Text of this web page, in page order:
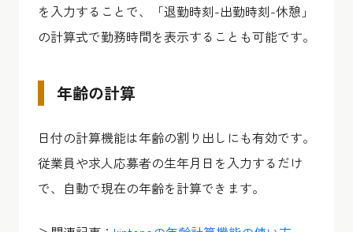
を入力することで、「退勤時刻-出勤時刻-休憩」
の計算式で勤務時間を表示することも可能です。
年齢の計算
日付の計算機能は年齢の割り出しにも有効です。
従業員や求人応募者の生年月日を入力するだけ
で、自動で現在の年齢を計算できます。